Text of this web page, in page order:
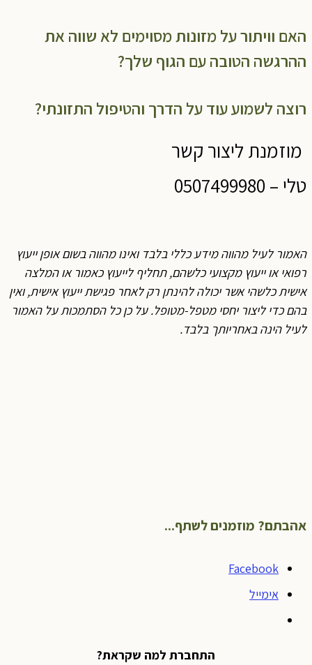
האם וויתור על מזונות מסוימים לא שווה את
ההרגשה הטובה עם הגוף שלך?
רוצה לשמוע עוד על הדרך והטיפול התזונתי?
מוזמנת ליצור קשר
טלי – 0507499980
האמור לעיל מהווה מידע כללי בלבד ואינו מהווה בשום אופן ייעוץ
רפואי או ייעוץ מקצועי כלשהם, תחליף לייעוץ כאמור או המלצה
אישית כלשהי אשר יכולה להינתן רק לאחר פגישת ייעוץ אישית, ואין
בהם כדי ליצור יחסי מטפל-מטופל. על כן כל הסתמכות על האמור
לעיל הינה באחריותך בלבד.
אהבתם? מוזמנים לשתף...
Facebook
אימייל
התחברת למה שקראת?